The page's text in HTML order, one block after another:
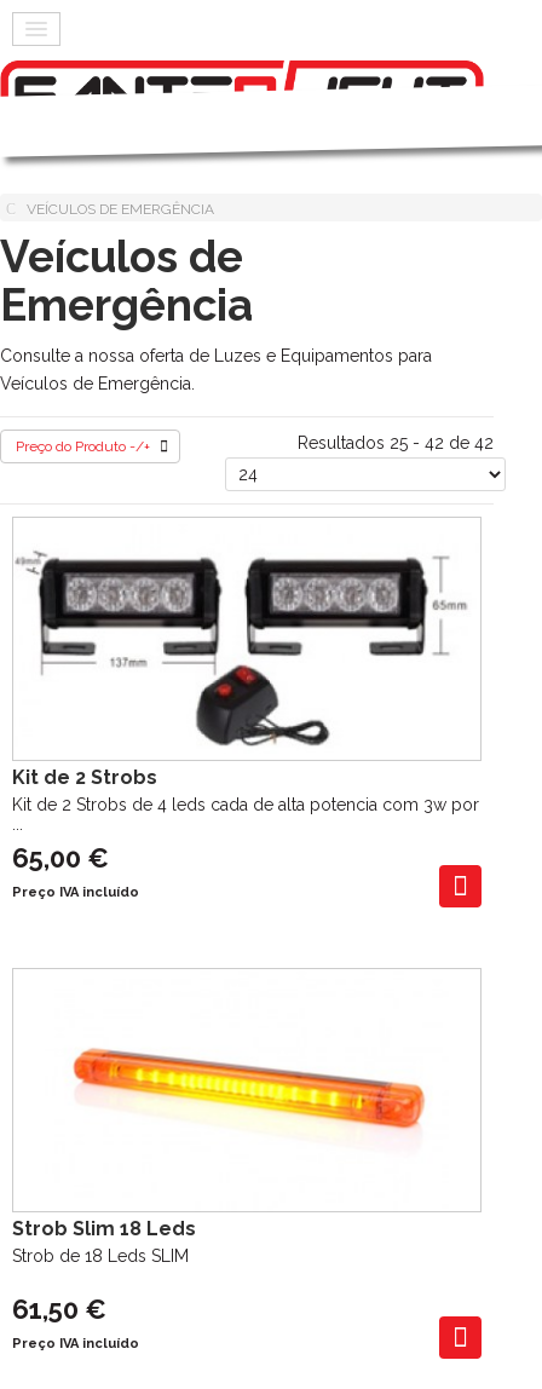
VEÍCULOS DE EMERGÊNCIA
Veículos de
Emergência
Consulte a nossa oferta de Luzes e Equipamentos para
Veículos de Emergência.
Preço do Produto -/+ Resultados 25 - 42 de 42
Kit de 2 Strobs
Kit de 2 Strobs de 4 leds cada de alta potencia com 3w por
...
65,00 €
Preço IVA incluído
Strob Slim 18 Leds
Strob de 18 Leds SLIM
61,50 €
Preço IVA incluído